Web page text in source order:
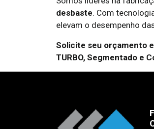
desbaste. Com
elevam o desempenho
Solicite seu orçamento
TURBO, Segmentado e